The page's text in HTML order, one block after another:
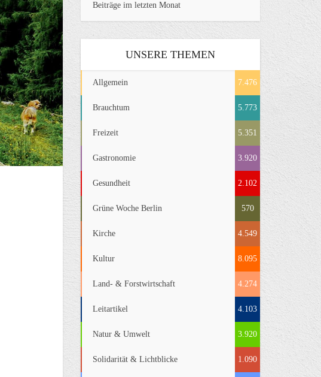
Beiträge im letzten Monat
UNSERE THEMEN
Allgemein 7.476
Brauchtum 5.773
Freizeit 5.351
Gastronomie 3.920
Gesundheit 2.102
Grüne Woche Berlin 570
Kirche 4.549
Kultur 8.095
Land- & Forstwirtschaft 4.274
Leitartikel 4.103
Natur & Umwelt 3.920
Solidarität & Lichtblicke 1.090